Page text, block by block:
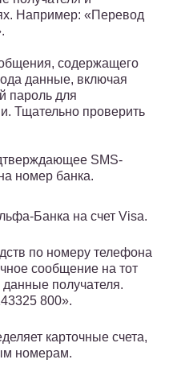
Например: «Перевод
содержащего
данные, включая
пароль для
Тщательно проверить
SMS-
номер банка.
Банка на счет Visa.
по номеру телефона
сообщение на тот
получателя.
800».
карточные счета,
номерам.